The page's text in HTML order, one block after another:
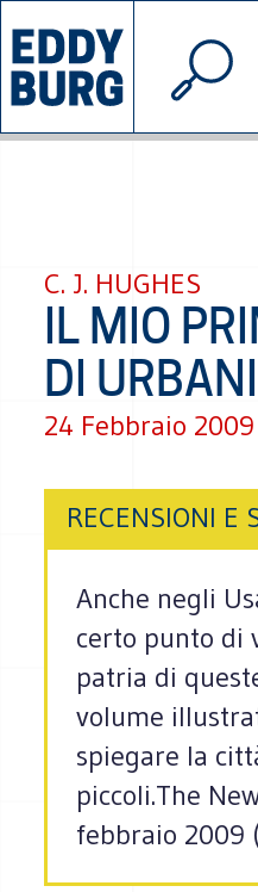
INIZIATIVE
© 2026
C. J. HUGHES
IL MIO
DI
24 Febbraio 2009
RECENSIONI E
Anche negli
certo punto di
patria di
volume
spiegare la
piccoli.The
febbraio 2009